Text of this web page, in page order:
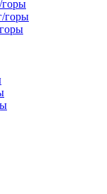
горы
горы